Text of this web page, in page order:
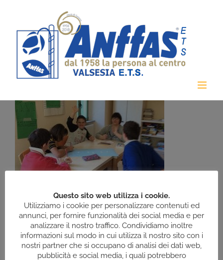
contenuto
La nostra Carta d’Identità
Questo sito web utilizza i cookie.
Utilizziamo i cookie per personalizzare contenuti ed
annunci, per fornire funzionalità dei social media e per
analizzare il nostro traffico. Condividiamo inoltre
informazioni sul modo in cui utilizza il nostro sito con i
nostri partner che si occupano di analisi dei dati web,
pubblicità e social media, i quali potrebbero